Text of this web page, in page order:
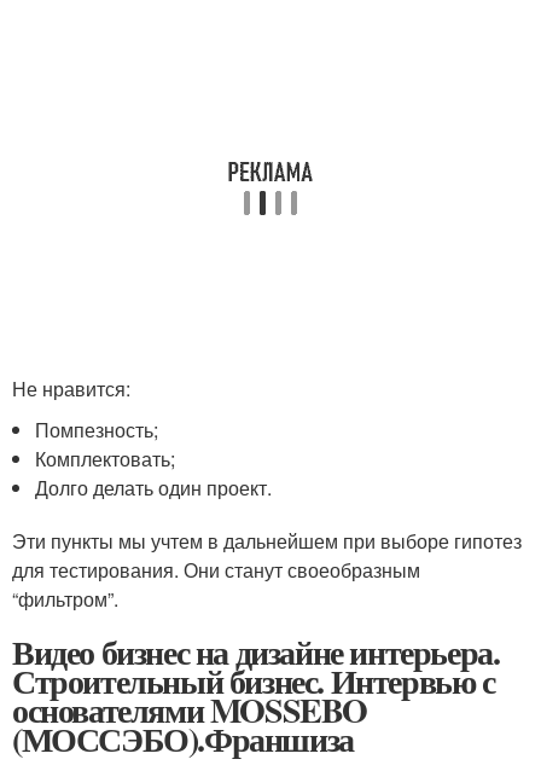
Не нравится:
Помпезность;
Комплектовать;
Долго делать один проект.
Эти пункты мы учтем в дальнейшем при выборе гипотез
для тестирования. Они станут своеобразным
“фильтром”.
Видео бизнес на дизайне интерьера.
Строительный бизнес. Интервью с
основателями MOSSEBO
(МОССЭБО).Франшиза